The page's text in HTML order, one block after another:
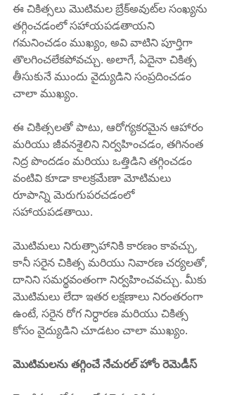
ఈ చికిత్సలు మొటిమల బ్రేక్‌అవుట్‌ల సంఖ్యను
తగ్గించడంలో సహాయపడతాయని
గమనించడం ముఖ్యం, అవి వాటిని పూర్తిగా
తొలగించలేకపోవచ్చు. అలాగే, ఏదైనా చికిత్స
తీసుకునే ముందు వైద్యుడిని సంప్రదించడం
చాలా ముఖ్యం.
ఈ చికిత్సలతో పాటు, ఆరోగ్యకరమైన ఆహారం
మరియు జీవనశైలిని నిర్వహించడం, తగినంత
నిద్ర పొందడం మరియు ఒత్తిడిని తగ్గించడం
వంటివి కూడా కాలక్రమేణా మోటిమలు
రూపాన్ని మెరుగుపరచడంలో
సహాయపడతాయి.
మొటిమలు నిరుత్సాహానికి కారణం కావచ్చు,
కానీ సరైన చికిత్స మరియు నివారణ చర్యలతో,
దానిని సమర్థవంతంగా నిర్వహించవచ్చు. మీకు
మొటిమలు లేదా ఇతర లక్షణాలు నిరంతరంగా
ఉంటే, సరైన రోగ నిర్ధారణ మరియు చికిత్స
కోసం వైద్యుడిని చూడటం చాలా ముఖ్యం.
మొటిమలను తగ్గించే నేచురల్ హోం రెమెడీస్